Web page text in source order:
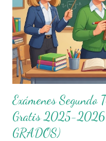
Exámenes
Gratis 2025-2026
GRADOS)